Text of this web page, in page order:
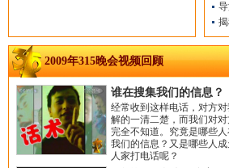
2009年315晚会视频回顾
谁在搜集我们的信息？
经常收到这样电话，对方对
解的一清二楚，而我们对
完全不知道。究竟是哪些
我们的信息？又是哪些人
人家打电话呢？